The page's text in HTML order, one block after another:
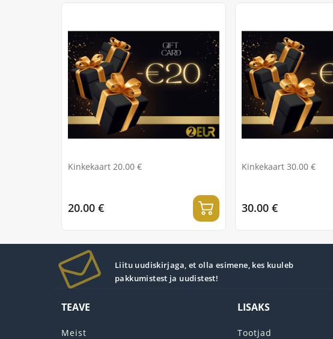
Kinkekaart 20.00 €
20.00 €
Kinkekaart 30.00 €
30.00 €
Liitu uudiskirjaga, et olla esimene, kes kuuleb
pakkumistest ja uudistest!
TEAVE
Meist
LISAKS
Tootjad